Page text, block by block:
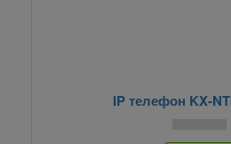
IP телефон KX-